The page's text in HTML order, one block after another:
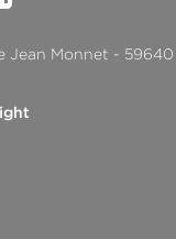
Jean Monnet - 59640